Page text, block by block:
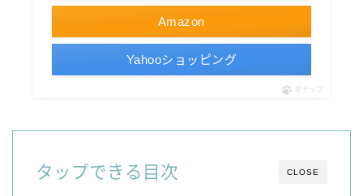
その他メーカー
素滴しぼり
Amazon
Yahooショッピング
ポチップ
CLOSE
タップできる目次